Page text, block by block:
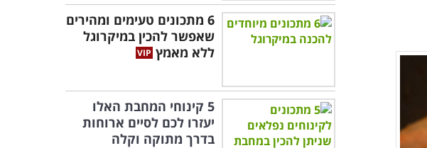
6 מתכונים טעימים ומהירים
שאפשר להכין במיקרוגל
ללא מאמץ
5 קינוחי המחבת האלו
יעזרו לכם לסיים ארוחות
בדרך מתוקה וקלה